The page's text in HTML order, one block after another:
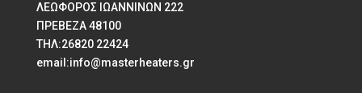
ΛΕΩΦΟΡΟΣ ΙΩΑΝΝΙΝΩΝ 222
ΠΡΕΒΕΖΑ 48100
ΤΗΛ:26820 22424
email:info@masterheaters.gr